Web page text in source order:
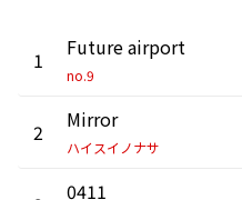
1 Future airport
no.9
2 Mirror
ハイスイノナサ
0411